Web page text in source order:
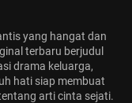
yang hangat dan
terbaru berjudul
drama keluarga,
hati siap membuat
arti cinta sejati.